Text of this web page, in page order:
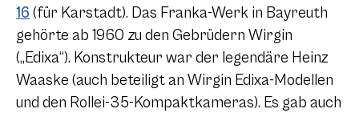
16 (für Karstadt). Das Franka-Werk in Bayreuth
gehörte ab 1960 zu den Gebrüdern Wirgin
(„Edixa“). Konstrukteur war der legendäre Heinz
Waaske (auch beteiligt an Wirgin Edixa-Modellen
und den Rollei-35-Kompaktkameras). Es gab auch